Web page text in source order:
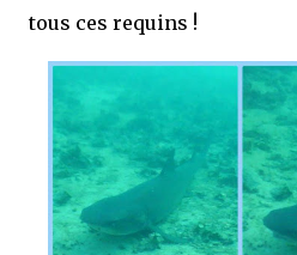
tous ces requins !